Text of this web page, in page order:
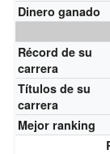
Dinero ganado
Récord de su
carrera
Títulos de su
carrera
Mejor ranking